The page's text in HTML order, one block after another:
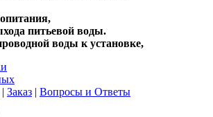
питьевой воды.
воды к установке,
| Заказ | Вопросы и Ответы